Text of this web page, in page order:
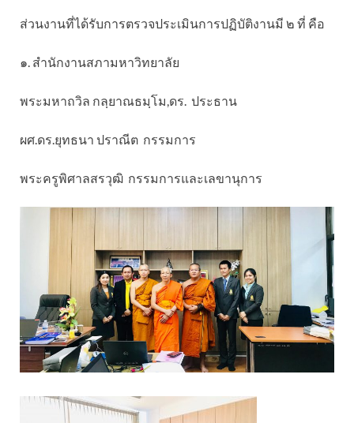
ส่วนงานที่ได้รับการตรวจประเมินการปฏิบัติงานมี ๒ ที่ คือ
๑. สำนักงานสภามหาวิทยาลัย
พระมหาถวิล กลฺยาณธมฺโม,ดร. ประธาน
ผศ.ดร.ยุทธนา ปราณีต กรรมการ
พระครูพิศาลสรวุฒิ กรรมการและเลขานุการ